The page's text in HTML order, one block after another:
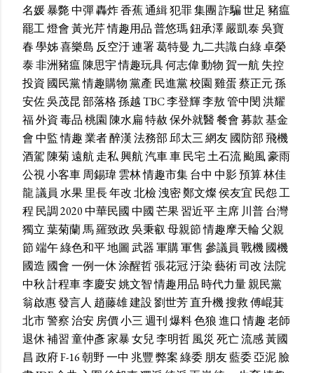
名媛暴斃中彈轟炸香蕉通緝犯罪集團詐騙世足 豬瘟
罷工燈會黃光芹情趣用品普悠瑪鈕承澤嚴凱泰吳寶
春學姊喜樂島 反空汙連署葛特曼 九二共識白綠卓榮
泰非洲豬瘟陳思宇情趣玩具何志偉動物賀一航失控
投資 國民黨情趣購物黨產 民進黨校園雞蛋蔡正元孫
安佐吳茂昆部落格孫越TBC李登輝李敖管中閔洪耀
福外資毒品桃園陳水扁特赦保外就醫餐會募款基金
會中監情趣業者醉漢法務部邱太三網友國防部飛機
酒駕陳菊遠航走私興航汽車車民宅土石流颱風豪雨
公視小客車周錫瑋雲林情趣市集台中 中影預算林佳
龍議員 水果里長年改北檢洩密鄭文燦侯友宜 民怨工
程 民調2020中華民國中國芒果習近平主席 川普台灣
獨立葉菊蘭馬羅致政吳秉叡母親節情趣摩天輪父親
節端午綠色和平地圖武器軍購軍售 參議員 戰機國機
國造 國會一例一休涂醒哲張花冠汙染藝術司改法院
中秋計程車李慶安姚文智情趣用品 時代力量親民黨
翁啟惠發言人 趙藤雄建設劉世芳直升機搜救傅崐萁
北市警察治安房價小三週刊爆料色狼進口 情趣老師
退休補習童仲彥家暴女兒李明哲風災 死亡流感黃國
昌 政府F-16朝野一中 兆豐弊案綠委朋友藍委亞泥臉